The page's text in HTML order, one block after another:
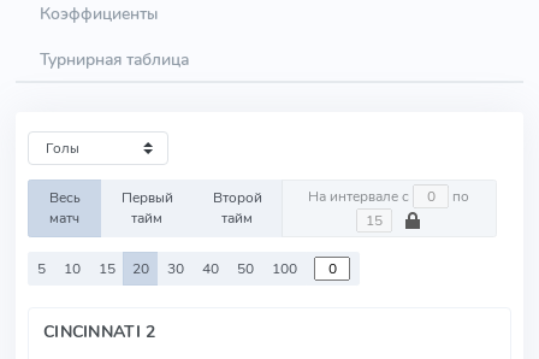
Коэффициенты
Турнирная таблица
Весь
матч
Первый
тайм
Второй
тайм
На интервале с по
5 10 15 20 30 40 50 100
CINCINNATI 2